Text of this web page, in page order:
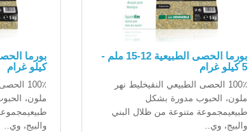
بورما الحصى الطبيعية 12-15 ملم -
5 كيلو غرام
100٪ الحصى الطبيعي النقيخليط نهر
ملون، الحبوب مدورة بشكل
طبيعيمجموعة متنوعة من ظلال البني
والبيج، وي..
كيلو غرام
100٪
ملون،
والبيج، وي..